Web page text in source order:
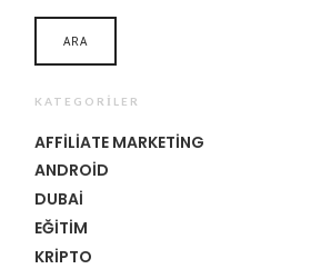
KATEGORILER
AFFILIATE MARKETING
ANDROID
DUBAI
EĞITIM
KRIPTO